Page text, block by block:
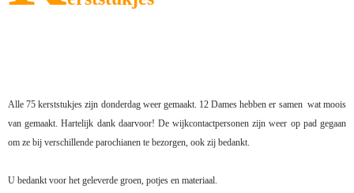
Alle 75 kerststukjes zijn donderdag weer gemaakt. 12 Dames hebben er samen wat moois
van gemaakt. Hartelijk dank daarvoor! De wijkcontactpersonen zijn weer op pad gegaan
om ze bij verschillende parochianen te bezorgen, ook zij bedankt.
U bedankt voor het geleverde groen, potjes en materiaal.